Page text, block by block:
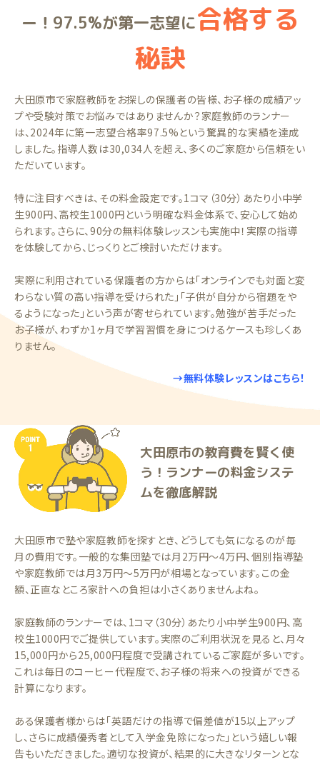
ー！97.5%が第一志望に合格する
秘訣
大田原市で家庭教師をお探しの保護者の皆様、お子様の成績アッ
プや受験対策でお悩みではありませんか？家庭教師のランナー
は、2024年に第一志望合格率97.5%という驚異的な実績を達成
しました。指導人数は30,034人を超え、多くのご家庭から信頼をい
ただいています。
特に注目すべきは、その料金設定です。1コマ（30分）あたり小中学
生900円、高校生1000円という明確な料金体系で、安心して始め
られます。さらに、90分の無料体験レッスンも実施中！実際の指導
を体験してから、じっくりとご検討いただけます。
実際に利用されている保護者の方からは「オンラインでも対面と変
わらない質の高い指導を受けられた」「子供が自分から宿題をや
るようになった」という声が寄せられています。勉強が苦手だった
お子様が、わずか1ヶ月で学習習慣を身につけるケースも珍しくあ
りません。
→無料体験レッスンはこちら！
大田原市の教育費を賢く使
う！ランナーの料金システ
ムを徹底解説
大田原市で塾や家庭教師を探すとき、どうしても気になるのが毎
月の費用です。一般的な集団塾では月2万円〜4万円、個別指導塾
や家庭教師では月3万円〜5万円が相場となっています。この金
額、正直なところ家計への負担は小さくありませんよね。
家庭教師のランナーでは、1コマ（30分）あたり小中学生900円、高
校生1000円でご提供しています。実際のご利用状況を見ると、月々
15,000円から25,000円程度で受講されているご家庭が多いです。
これは毎日のコーヒー代程度で、お子様の将来への投資ができる
計算になります。
ある保護者様からは「英語だけの指導で偏差値が15以上アップ
し、さらに成績優秀者として入学金免除になった」という嬉しい報
告もいただきました。適切な投資が、結果的に大きなリターンとな